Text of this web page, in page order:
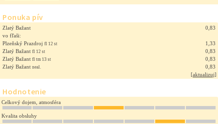
Ponuka pív
Zlatý Bažant
0,83
vo fľaši:
Plzeňský Prazdroj fl 12 st
1,33
Zlatý Bažant fl 12 st
0,83
Zlatý Bažant fl tm 13 st
0,83
Zlatý Bažant neal.
0,83
[aktualizuj]
Hodnotenie
Celkový dojem, atmosféra
Kvalita obsluhy